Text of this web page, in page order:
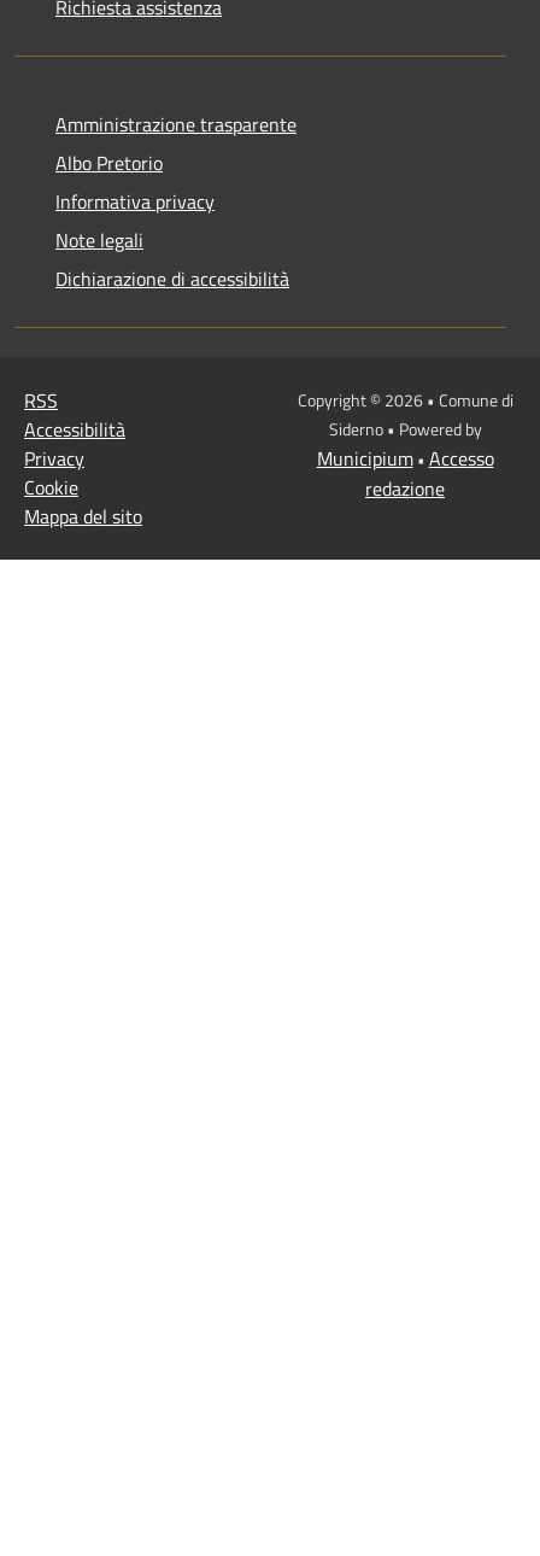
Richiesta assistenza
Amministrazione trasparente
Albo Pretorio
Informativa privacy
Note legali
Dichiarazione di accessibilità
RSS
Accessibilità
Privacy
Cookie
Mappa del sito
Copyright © 2026 • Comune di
Siderno • Powered by
Municipium• Accesso
redazione